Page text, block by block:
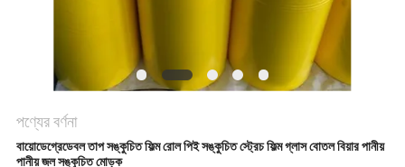
পণ্যের বর্ণনা
বায়োডেগ্রেডেবল তাপ সঙ্কুচিত ফিল্ম রোল পিই সঙ্কুচিত স্ট্রেচ ফিল্ম গ্লাস বোতল বিয়ার পানীয়
পানীয় জল সঙ্কুচিত মোড়ক